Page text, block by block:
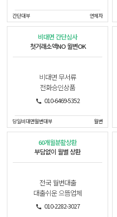
간단대부 연체자
비대면 간단심사
첫거래소액NO 월변OK
비대면 무서류
전화승인상품
010-6469-5352
당일비대면월변대부 월변
60개월분활상환
부담없이 월별 상환
전국 월변대출
대출쉬운 으뜸업체
010-2282-3027